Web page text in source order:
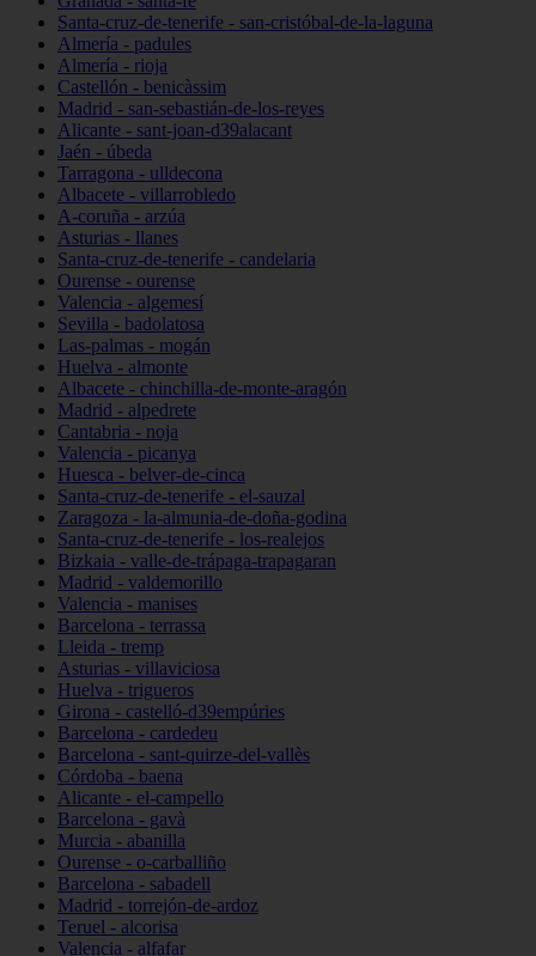
Santa-cruz-de-tenerife - san-cristóbal-de-la-laguna
Almería - padules
Almería - rioja
Castellón - benicàssim
Madrid - san-sebastián-de-los-reyes
Alicante - sant-joan-d39alacant
Jaén - úbeda
Tarragona - ulldecona
Albacete - villarrobledo
A-coruña - arzúa
Asturias - llanes
Santa-cruz-de-tenerife - candelaria
Ourense - ourense
Valencia - algemesí
Sevilla - badolatosa
Las-palmas - mogán
Huelva - almonte
Albacete - chinchilla-de-monte-aragón
Madrid - alpedrete
Cantabria - noja
Valencia - picanya
Huesca - belver-de-cinca
Santa-cruz-de-tenerife - el-sauzal
Zaragoza - la-almunia-de-doña-godina
Santa-cruz-de-tenerife - los-realejos
Bizkaia - valle-de-trápaga-trapagaran
Madrid - valdemorillo
Valencia - manises
Barcelona - terrassa
Lleida - tremp
Asturias - villaviciosa
Huelva - trigueros
Girona - castelló-d39empúries
Barcelona - cardedeu
Barcelona - sant-quirze-del-vallès
Córdoba - baena
Alicante - el-campello
Barcelona - gavà
Murcia - abanilla
Ourense - o-carballiño
Barcelona - sabadell
Madrid - torrejón-de-ardoz
Teruel - alcorisa
Valencia - alfafar